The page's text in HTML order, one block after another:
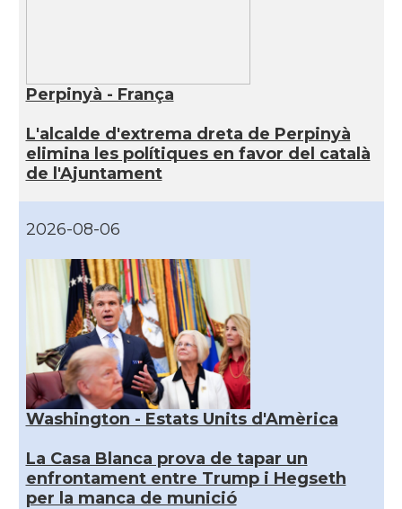
Perpinyà - França
L'alcalde d'extrema dreta de Perpinyà
elimina les polítiques en favor del català
de l'Ajuntament
2026-08-06
Washington - Estats Units d'Amèrica
La Casa Blanca prova de tapar un
enfrontament entre Trump i Hegseth
per la manca de munició